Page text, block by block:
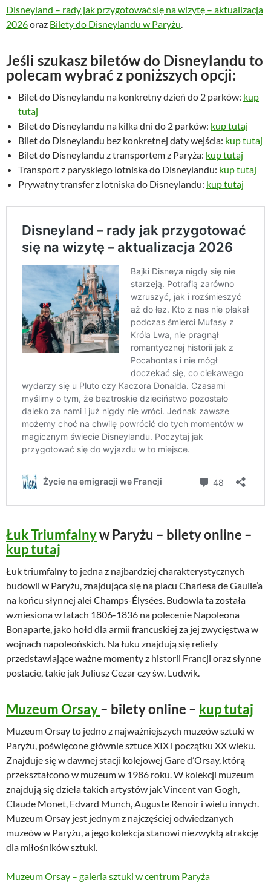
Disneyland – rady jak przygotować się na wizytę – aktualizacja
2026oraz Bilety do Disneylandu w Paryżu
Jeśli szukasz biletów do Disneylandu to
polecam wybrać z poniższych opcji:
Bilet do Disneylandu na konkretny dzień do 2 parków: kup
tutaj
Bilet do Disneylandu na kilka dni do 2 parków: kup tutaj
Bilet do Disneylandu bez konkretnej daty wejścia: kup tutaj
Bilet do Disneylandu z transportem z Paryża: kup tutaj
Transport z paryskiego lotniska do Disneylandu: kup tutaj
Prywatny transfer z lotniska do Disneylandu: kup tutaj
Łuk Triumfalnyw Paryżu – bilety online –
kup tutaj
Łuk triumfalny to jedna z najbardziej charakterystycznych
budowli w Paryżu, znajdująca się na placu Charlesa de Gaulle’a
na końcu słynnej alei Champs-Élysées. Budowla ta została
wzniesiona w latach 1806-1836 na polecenie Napoleona
Bonaparte, jako hołd dla armii francuskiej za jej zwycięstwa w
wojnach napoleońskich. Na łuku znajdują się reliefy
przedstawiające ważne momenty z historii Francji oraz słynne
postacie, takie jak Juliusz Cezar czy św. Ludwik.
Muzeum Orsay– bilety online – kup tutaj
Muzeum Orsay to jedno z najważniejszych muzeów sztuki w
Paryżu, poświęcone głównie sztuce XIX i początku XX wieku.
Znajduje się w dawnej stacji kolejowej Gare d’Orsay, którą
przekształcono w muzeum w 1986 roku. W kolekcji muzeum
znajdują się dzieła takich artystów jak Vincent van Gogh,
Claude Monet, Edvard Munch, Auguste Renoir i wielu innych.
Muzeum Orsay jest jednym z najczęściej odwiedzanych
muzeów w Paryżu, a jego kolekcja stanowi niezwykłą atrakcję
dla miłośników sztuki.
Muzeum Orsay – galeria sztuki w centrum Paryża